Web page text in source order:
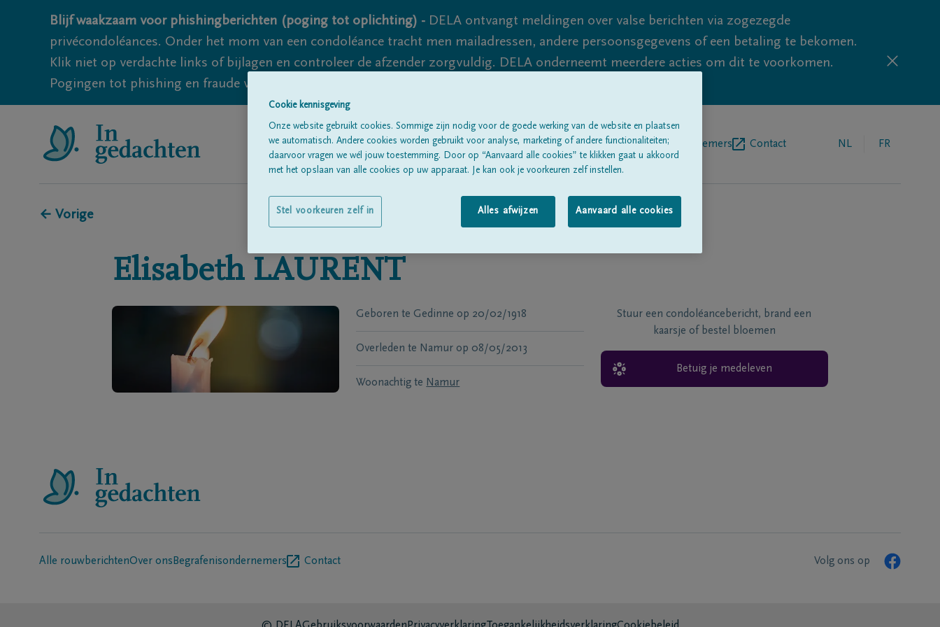
Blijf waakzaam voor phishingberichten (poging tot oplichting) - DELA ontvangt meldingen over valse berichten via zogezegde
privécondoléances. Onder het mom van een condoléance tracht men mailadressen, andere persoonsgegevens of een betaling te bekomen.
Klik niet op verdachte links of bijlagen en controleer de afzender zorgvuldig. DELA onderneemt meerdere acties om dit te voorkomen.
Pogingen tot phishing en fraude vallen echter nooit volledig uit te sluiten, dus blijf waakzaam.
Alle rouwberichten Over onsBegrafenisondernemers Contact NL FR
← Vorige
Elisabeth LAURENT
Geboren te Gedinne op 20/02/1918
Overleden te Namur op 08/05/2013
Woonachtig te Namur
Stuur een condoléancebericht, brand een
kaarsje of bestel bloemen
Betuig je medeleven
Alle rouwberichtenOver ons Begrafenisondernemers Contact Volg ons op
Cookie kennisgeving
Onze website gebruikt cookies. Sommige zijn nodig voor de goede werking van de website en plaatsen
we automatisch. Andere cookies worden gebruikt voor analyse, marketing of andere functionaliteiten;
daarvoor vragen we wél jouw toestemming. Door op “Aanvaard alle cookies” te klikken gaat u akkoord
met het opslaan van alle cookies op uw apparaat. Je kan ook je voorkeuren zelf instellen.
Alles afwijzen Aanvaard alle cookies
Stel voorkeuren zelf in